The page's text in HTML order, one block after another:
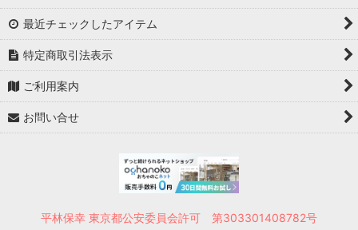
最近チェックしたアイテム
特定商取引法表示
ご利用案内
お問い合せ
平林保幸 東京都公安委員会許可 第303301408782号